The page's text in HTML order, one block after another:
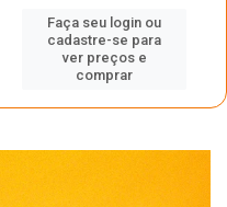
Faça seu login ou
cadastre-se para
ver preços e
comprar